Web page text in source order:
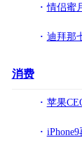
情侣蜜月
迪拜那
消费
苹果CEO库克
iPhone9再